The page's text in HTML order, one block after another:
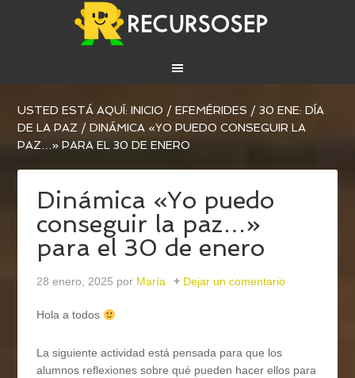
USTED ESTÁ AQUÍ:INICIO / EFEMÉRIDES / 30 ENE: DÍA
DE LA PAZ / DINÁMICA «YO PUEDO CONSEGUIR LA
PAZ…» PARA EL 30 DE ENERO
Dinámica «Yo puedo
conseguir la paz…»
para el 30 de enero
28 enero, 2025 por María Dejar un comentario
Hola a todos
La siguiente actividad está pensada para que los
alumnos reflexiones sobre qué pueden hacer ellos para